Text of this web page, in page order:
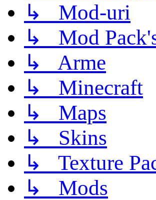
↳ Mod-uri
↳ Mod
↳ Arme
↳ Minecraft
↳ Maps
↳ Skins
↳ Texture
↳ Mods